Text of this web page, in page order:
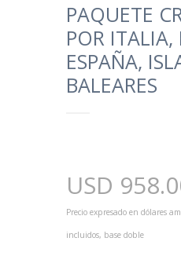
PAQUETE
POR ITALIA,
ESPAÑA,
BALEARES
USD
Precio expresado en dólares
incluidos, base doble